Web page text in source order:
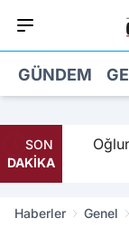
GÜNDEM
SON
DAKİKA
Parti
Haberler Genel